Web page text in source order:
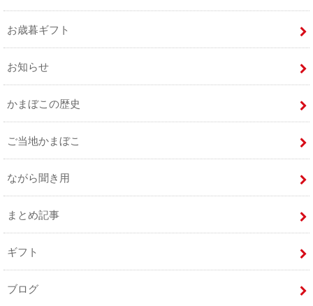
お歳暮ギフト
お知らせ
かまぼこの歴史
ご当地かまぼこ
ながら聞き用
まとめ記事
ギフト
ブログ